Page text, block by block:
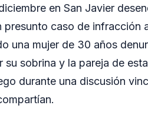
en San Javier
caso de infracción
una mujer de 30 años
sobrina y la pareja de
durante una discusión